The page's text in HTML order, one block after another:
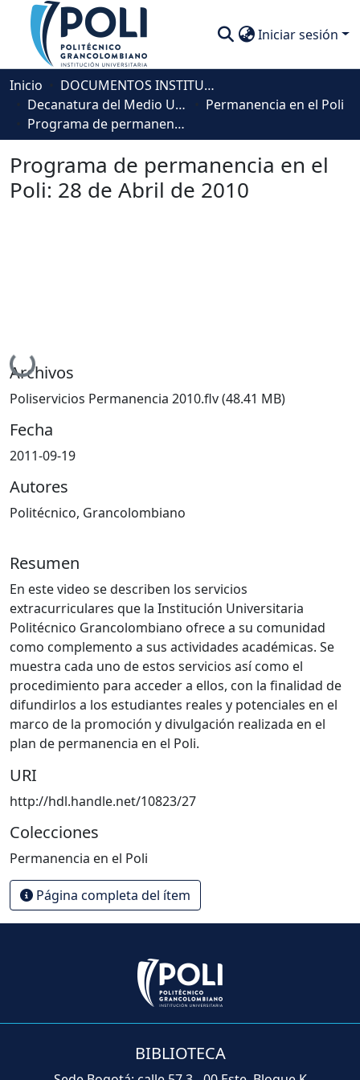
Iniciar sesión
Comunidades
Descubre
Inicio
DOCUMENTOS INSTITUCIONALES
Decanatura del Medio Universitario
Permanencia en el Poli
Programa de permanencia en el Poli: 28 de Abril de 2010
Programa de permanencia en el
Poli: 28 de Abril de 2010
Cargando...
Archivos
Poliservicios Permanencia 2010.flv(48.41 MB)
Fecha
2011-09-19
Autores
Politécnico, Grancolombiano
Resumen
En este video se describen los servicios
extracurriculares que la Institución Universitaria
Politécnico Grancolombiano ofrece a su comunidad
como complemento a sus actividades académicas. Se
muestra cada uno de estos servicios así como el
procedimiento para acceder a ellos, con la finalidad de
difundirlos a los estudiantes reales y potenciales en el
marco de la promoción y divulgación realizada en el
plan de permanencia en el Poli.
URI
http://hdl.handle.net/10823/27
Colecciones
Permanencia en el Poli
Página completa del ítem
BIBLIOTECA